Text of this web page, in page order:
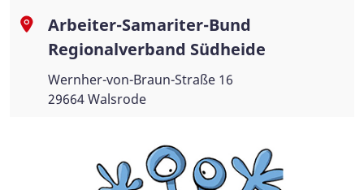
Arbeiter-Samariter-Bund
Regionalverband Südheide
Wernher-von-Braun-Straße 16
29664 Walsrode